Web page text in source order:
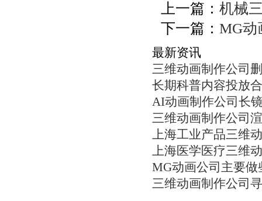
上一篇： 机械
下一篇： MG动
最新资讯
三维动画制作公司
长期科普内容投放
AI动画制作公司长
三维动画制作公司
上海工业产品三维
上海医学医疗三维
MG动画公司主要做
三维动画制作公司